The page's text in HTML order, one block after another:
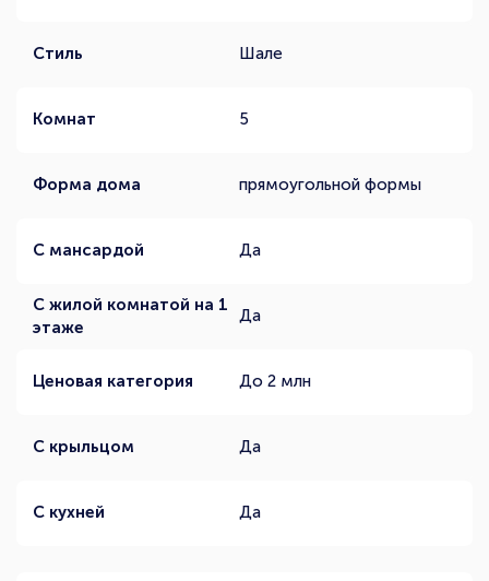
Стиль Шале
Комнат 5
Форма дома прямоугольной формы
С мансардой Да
С жилой комнатой на 1
этаже
Да
Ценовая категория До 2 млн
С крыльцом Да
С кухней Да